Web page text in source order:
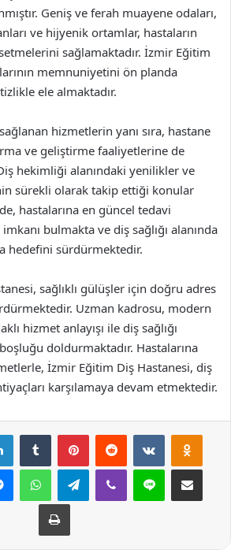
Geniş ve ferah muayene odaları,
ve hijyenik ortamlar, hastaların
sağlamaktadır. İzmir Eğitim
memnuniyetini ön planda
ele almaktadır.
hizmetlerin yanı sıra, hastane
ve geliştirme faaliyetlerine de
hekimliği alanındaki yenilikler ve
sürekli olarak takip ettiği konular
hastalarına en güncel tedavi
bulmakta ve diş sağlığı alanında
hedefini sürdürmektedir.
sağlıklı gülüşler için doğru adres
Uzman kadrosu, modern
hizmet anlayışı ile diş sağlığı
doldurmaktadır. Hastalarına
İzmir Eğitim Diş Hastanesi, diş
karşılamaya devam etmektedir.
LinkedInTumblr PinterestReddit VKontakte
MessengerWhatsAppTelegramViber Line E-Posta ile
Yazdır